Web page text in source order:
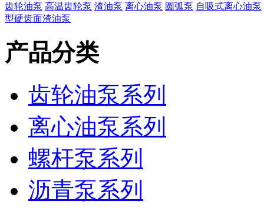
齿轮油泵 高温齿轮泵 渣油泵 离心油泵 圆弧泵 自吸式离心油泵
型硬齿面渣油泵
产品分类
齿轮油泵系列
离心油泵系列
螺杆泵系列
沥青泵系列